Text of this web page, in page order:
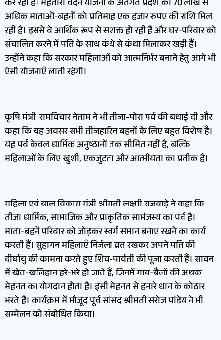
कर रही है। महतारी वंदन योजना के अंतर्गत प्रदेश की 70 लाख से
अधिक माताओं-बहनों को प्रतिमाह एक हजार रुपए की राशि मिल
रही है। इससे वे आर्थिक रूप से सशक्त हो रही हैं और घर-परिवार को
संचालित करने में पति के साथ कंधे से कंधा मिलाकर खड़ी हैं।
उन्होंने कहा कि सरकार महिलाओं को आत्मनिर्भर बनाने हेतु आगे भी
ऐसी योजनाएँ लाती रहेगी।
कृषि मंत्री रामविचार नेताम ने भी तीजा-पोरा पर्व की बधाई दी और
कहा कि यह अवसर सभी तीजहारिन बहनों के लिए बहुत विशेष है।
यह पर्व केवल धार्मिक अनुष्ठानों तक सीमित नहीं है, बल्कि
महिलाओं के लिए खुशी, एकजुटता और आत्मीयता का प्रतीक है।
महिला एवं बाल विकास मंत्री श्रीमती लक्ष्मी राजवाड़े ने कहा कि
तीजा धार्मिक, सामाजिक और प्राकृतिक सामंजस्य का पर्व है।
माता-बहनें परिवार को जोड़कर स्वर्ग समान बनाए रखने का कार्य
करती हैं। सुहागन महिलाएँ निर्जला व्रत रखकर अपने पति की
दीर्घायु की कामना करते हुए शिव-पार्वती की पूजा करती हैं। सावन
में खेत-खलिहान हरे-भरे हो जाते हैं, जिनमें गाय-बैलों की अथक
मेहनत का योगदान होता है। इसी मेहनत से हमारे धान के कोठार
भरते हैं। कार्यक्रम में मौजूद पूर्व सांसद श्रीमती सरोज पांडेय ने भी
सम्मेलन को संबोधित किया।